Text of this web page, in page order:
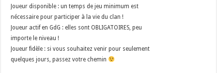
Joueur disponible : un temps de jeu minimum est
nécessaire pour participer à la vie du clan !
Joueur actif en GdG : elles sont OBLIGATOIRES, peu
importe le niveau !
Joueur fidèle : si vous souhaitez venir pour seulement
quelques jours, passez votre chemin